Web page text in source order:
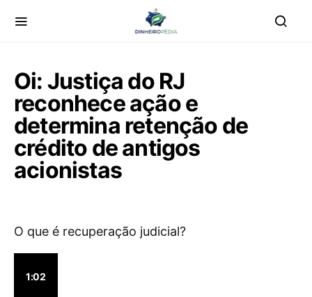
Oi: Justiça do RJ
reconhece ação e
determina retenção de
crédito de antigos
acionistas
O que é recuperação judicial?
1:02